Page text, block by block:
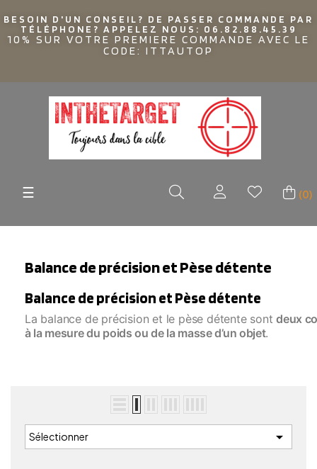
BESOIN D'UN CONSEIL? DE PASSER COMMANDE PAR
TÉLÉPHONE? APPELEZ NOUS: 06.82.88.45.39
10% SUR VOTRE PREMIERE COMMANDE AVEC LE
CODE: ITTAUTOP
Basculer
☰ (0)
Balance de précision et Pèse détente
Balance de précision et Pèse détente
La balance de précision et le pèse détente sontdeux
à la mesure du poids ou de la masse d’un objet.
Sélectionner 